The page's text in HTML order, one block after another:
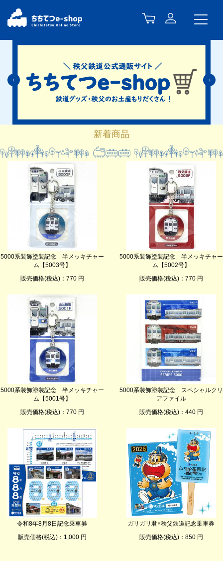
Previous
新着商品
5000系装飾塗装記念 半メッキチャー
ム【5003号】
販売価格(税込)：770 円
5000系装飾塗装記念 半メッキチャー
ム【5002号】
販売価格(税込)：770 円
5000系装飾塗装記念 半メッキチャー
ム【5001号】
販売価格(税込)：770 円
5000系装飾塗装記念 スペシャルクリ
アファイル
販売価格(税込)：440 円
令和8年8月8日記念乗車券
販売価格(税込)：1,000 円
ガリガリ君×秩父鉄道記念乗車券
販売価格(税込)：850 円